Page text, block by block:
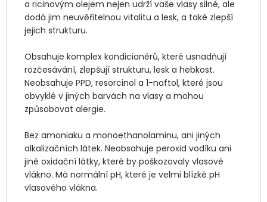
a ricinovým olejem nejen udrží vaše vlasy silné, ale
dodá jim neuvěřitelnou vitalitu a lesk, a také zlepší
jejich strukturu.
Obsahuje komplex kondicionérů, které usnadňují
rozčesávání, zlepšují strukturu, lesk a hebkost.
Neobsahuje PPD, resorcinol a 1-naftol, které jsou
obvyklé v jiných barvách na vlasy a mohou
způsobovat alergie.
Bez amoniaku a monoethanolaminu, ani jiných
alkalizačních látek. Neobsahuje peroxid vodíku ani
jiné oxidační látky, které by poškozovaly vlasové
vlákno. Má normální pH, které je velmi blízké pH
vlasového vlákna.